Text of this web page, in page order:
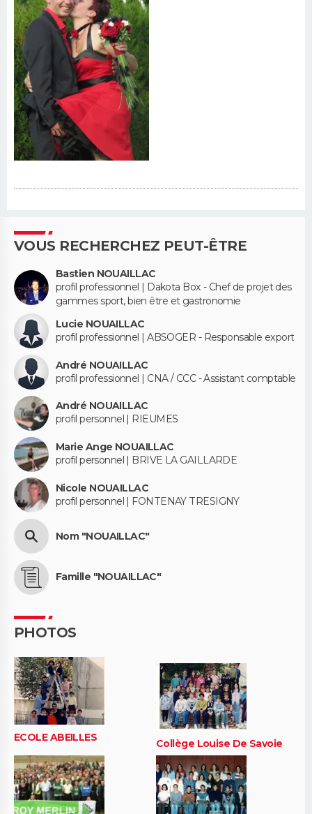
VOUS RECHERCHEZ PEUT-ÊTRE
Bastien NOUAILLAC
profil professionnel | Dakota Box - Chef de projet des
gammes sport, bien être et gastronomie
Lucie NOUAILLAC
profil professionnel | ABSOGER - Responsable export
André NOUAILLAC
profil professionnel | CNA / CCC - Assistant comptable
André NOUAILLAC
profil personnel | RIEUMES
Marie Ange NOUAILLAC
profil personnel | BRIVE LA GAILLARDE
Nicole NOUAILLAC
profil personnel | FONTENAY TRESIGNY
Nom "NOUAILLAC"
Famille "NOUAILLAC"
PHOTOS
ECOLE ABEILLES Collège Louise De Savoie